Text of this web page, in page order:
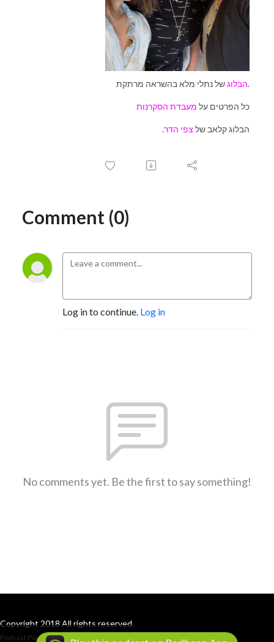
הבלוגשל נתלי מלא בהשראה מרתקת.
כל הפרטים על מעבדת הסקרנות
.הבלוג קלאב של צפי הדר
Comment (0)
Log in to continue. Log in
No comments yet. Be the first to say something!
Copyright 2018 All rights reserved.
Podcast Powered By Podbean